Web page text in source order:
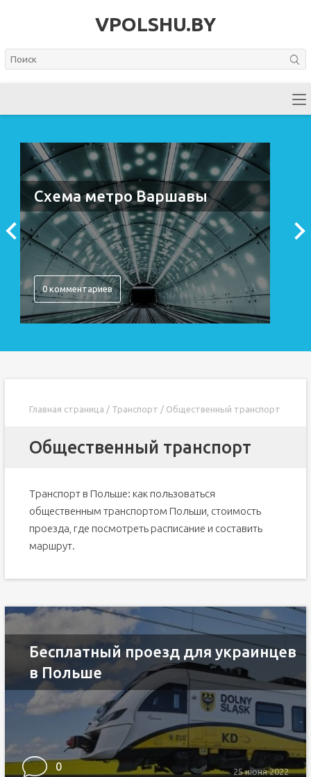
VPOLSHU.BY
Схема метро Варшавы
0 комментариев
Главная страница / Транспорт / Общественный транспорт
Общественный транспорт
Транспорт в Польше: как пользоваться
общественным транспортом Польши, стоимость
проезда, где посмотреть расписание и составить
маршрут.
Бесплатный проезд для украинцев
в Польше
0 25 июня 2022